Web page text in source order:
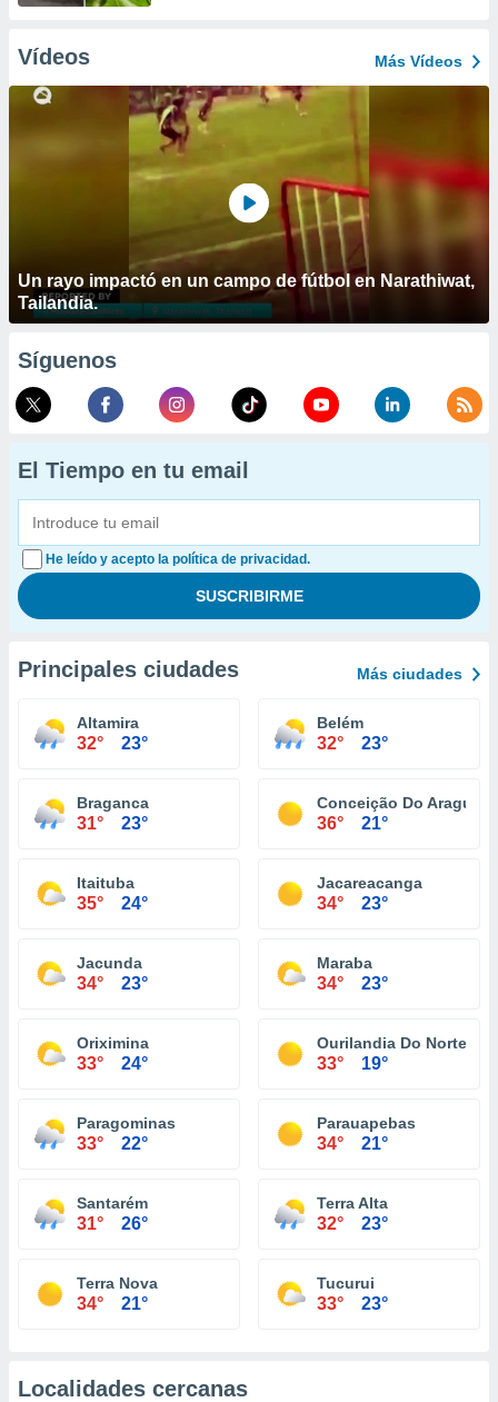
Vídeos Más Vídeos
Un rayo impactó en un campo de fútbol en Narathiwat,
Tailandia.
Síguenos
El Tiempo en tu email
He leído y acepto la política de privacidad.
Principales ciudades Más ciudades
Altamira
32° 23°
Belém
32° 23°
Braganca
31° 23°
Conceição Do Araguaia
36° 21°
Itaituba
35° 24°
Jacareacanga
34° 23°
Jacunda
34° 23°
Maraba
34° 23°
Oriximina
33° 24°
Ourilandia Do Norte
33° 19°
Paragominas
33° 22°
Parauapebas
34° 21°
Santarém
31° 26°
Terra Alta
32° 23°
Terra Nova
34° 21°
Tucurui
33° 23°
Localidades cercanas